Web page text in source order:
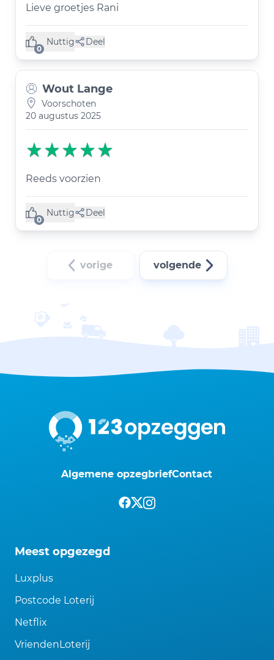
Lieve groetjes Rani
0
Nuttig
(0 like) Deel
Wout Lange
Voorschoten
20 augustus 2025
Reeds voorzien
0
Nuttig
(0 like) Deel
vorige volgende
Algemene opzegbriefContact
Meest opgezegd
Luxplus
Postcode Loterij
Netflix
VriendenLoterij